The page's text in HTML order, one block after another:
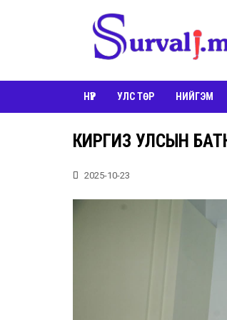
НҮҮР УЛС ТӨР НИЙГЭМ
КИРГИЗ УЛСЫН
2025-10-23